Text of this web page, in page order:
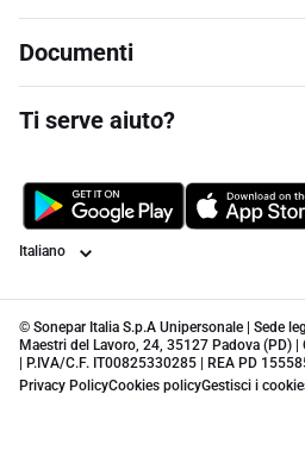
Documenti
Ti serve aiuto?
Lingua
© Sonepar Italia S.p.A Unipersonale | Sede
Maestri del Lavoro, 24, 35127 Padova (PD)
| P.IVA/C.F. IT00825330285 | REA PD
Privacy PolicyCookies policyGestisci i